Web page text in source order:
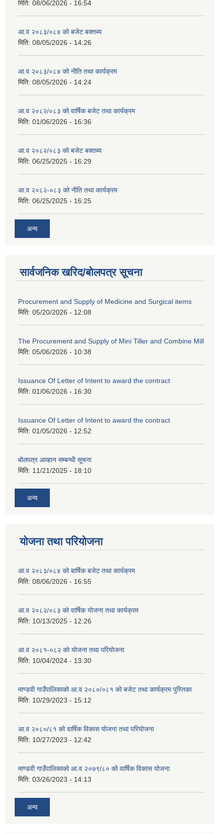
मिति: 08/06/2026 - 16:54
आ.व २०८३/०८४ को बजेट बक्तब्य
मिति: 08/05/2026 - 14:26
आ.व २०८३/०८४ को नीति तथा कार्यक्रम
मिति: 08/05/2026 - 14:24
आ.व २०८२/०८३ को वार्षिक बजेट तथा कार्यक्रम
मिति: 01/06/2026 - 16:36
आ.व २०८२/०८३ को बजेट बक्तब्य
मिति: 06/25/2025 - 16:29
आ.व २०८२-०८३ को नीति तथा कार्यक्रम
मिति: 06/25/2025 - 16:25
अन्य
सार्वजनिक खरिद/बोलपत्र सूचना
Procurement and Supply of Medicine and Surgical items
मिति: 05/20/2026 - 12:08
The Procurement and Supply of Mini Tiller and Combine Mill
मिति: 05/06/2026 - 10:38
Issuance Of Letter of Intent to award the contract
मिति: 01/06/2026 - 16:30
Issuance Of Letter of Intent to award the contract
मिति: 01/05/2026 - 12:52
बोलपत्र आव्हान सम्बन्धी सूचना
मिति: 11/21/2025 - 18:10
अन्य
योजना तथा परियोजना
आ.व २०८३/०८४ को बार्षिक बजेट तथा कार्यक्रम
मिति: 08/06/2026 - 16:55
आ.व २०८२/०८३ को वार्षिक योजना तथा कार्यक्रम
मिति: 10/13/2025 - 12:26
आ.व २०८१-०८२ को योजना तथा परियोजना
मिति: 10/04/2024 - 13:30
माण्डवी गाउँपालिकाको आ.व २०८०/०८१ को बजेट तथा कार्यक्रम पुस्तिका
मिति: 10/29/2023 - 15:12
आ.व २०८०/८१ को वार्षिक विकास योजना तथा परियोजना
मिति: 10/27/2023 - 12:42
माण्डवी गाउँपालिकाको आ.व २०७९/८० को वार्षिक विकास योजना
मिति: 03/26/2023 - 14:13
अन्य